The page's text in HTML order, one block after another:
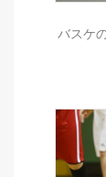
バスケ